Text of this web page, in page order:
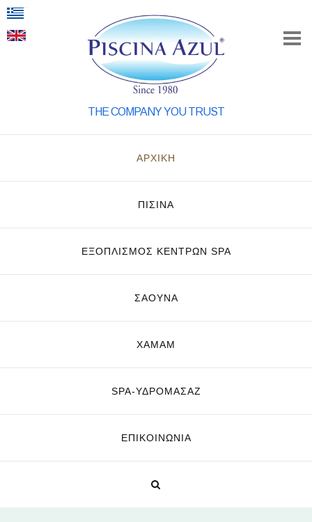
THE COMPANY YOU TRUST
ΑΡΧΙΚΗ
ΠΙΣΙΝΑ
ΕΞΟΠΛΙΣΜΌΣ ΚΈΝΤΡΩΝ SPA
ΣΑΟΥΝΑ
ΧΑΜΑΜ
SPA-ΥΔΡΟΜΑΣΆΖ
ΕΠΙΚΟΙΝΩΝΊΑ